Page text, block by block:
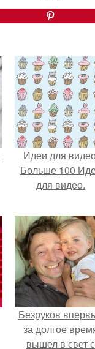
Идеи для
Больше 100
для видео.
Безруков
за долгое
вышел в свет с